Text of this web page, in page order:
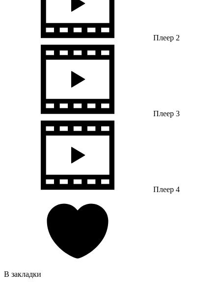
Плеер 2
Плеер 3
Плеер 4
В закладки